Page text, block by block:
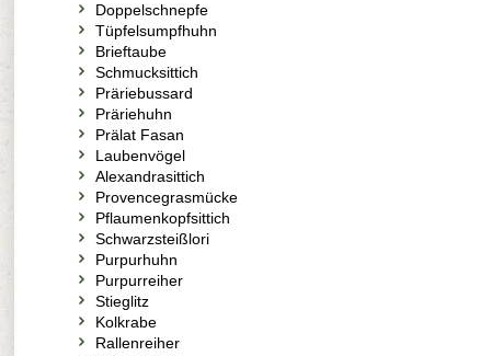
Doppelschnepfe
Tüpfelsumpfhuhn
Brieftaube
Schmucksittich
Präriebussard
Präriehuhn
Prälat Fasan
Laubenvögel
Alexandrasittich
Provencegrasmücke
Pflaumenkopfsittich
Schwarzsteißlori
Purpurhuhn
Purpurreiher
Stieglitz
Kolkrabe
Rallenreiher